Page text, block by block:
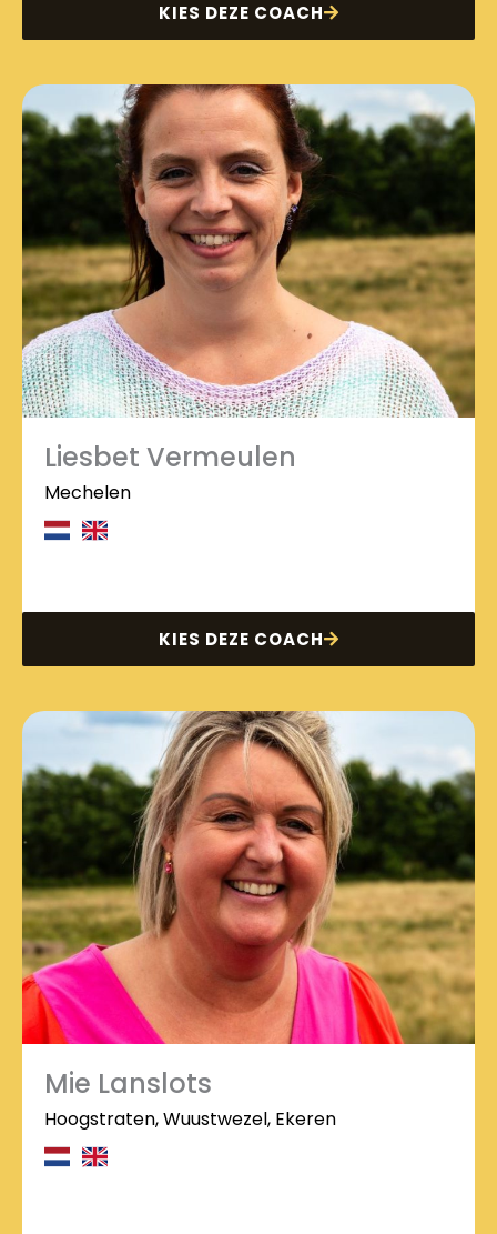
KIES DEZE COACH
Liesbet Vermeulen
Mechelen
KIES DEZE COACH
Mie Lanslots
Hoogstraten, Wuustwezel, Ekeren